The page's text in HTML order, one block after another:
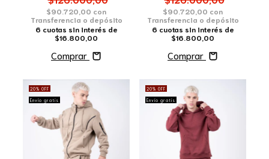
$90.720,00 con
Transferencia o depósito
6 cuotas sin interés de
$16.800,00
Comprar
$90.720,00 con
Transferencia o depósito
6 cuotas sin interés de
$16.800,00
Comprar
20% OFF
Envío gratis
20% OFF
Envío gratis